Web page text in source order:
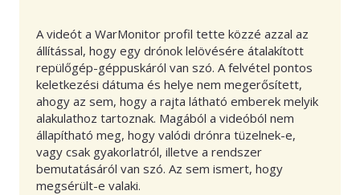
A videót a WarMonitor profil tette közzé azzal az
állítással, hogy egy drónok lelövésére átalakított
repülőgép-géppuskáról van szó. A felvétel pontos
keletkezési dátuma és helye nem megerősített,
ahogy az sem, hogy a rajta látható emberek melyik
alakulathoz tartoznak. Magából a videóból nem
állapítható meg, hogy valódi drónra tüzelnek-e,
vagy csak gyakorlatról, illetve a rendszer
bemutatásáról van szó. Az sem ismert, hogy
megsérült-e valaki.